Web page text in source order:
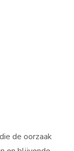
de oorzaak